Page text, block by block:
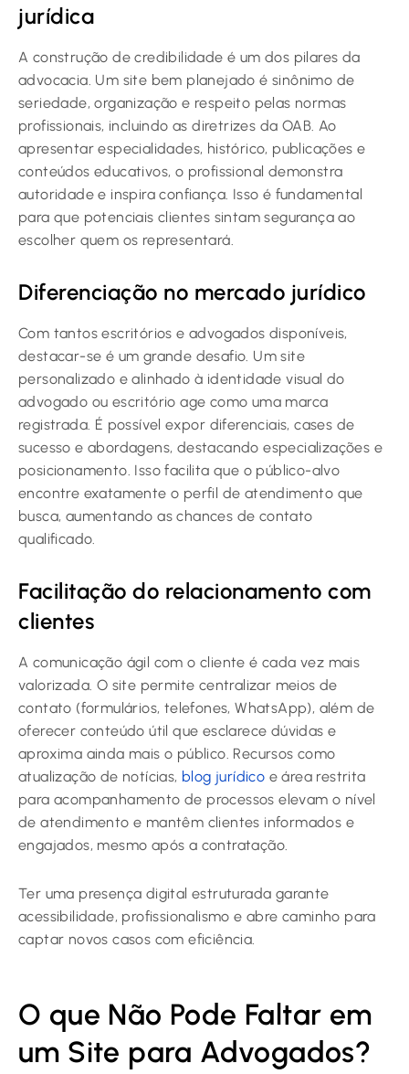
jurídica
A construção de credibilidade é um dos pilares da
advocacia. Um site bem planejado é sinônimo de
seriedade, organização e respeito pelas normas
profissionais, incluindo as diretrizes da OAB. Ao
apresentar especialidades, histórico, publicações e
conteúdos educativos, o profissional demonstra
autoridade e inspira confiança. Isso é fundamental
para que potenciais clientes sintam segurança ao
escolher quem os representará.
Diferenciação no mercado jurídico
Com tantos escritórios e advogados disponíveis,
destacar-se é um grande desafio. Um site
personalizado e alinhado à identidade visual do
advogado ou escritório age como uma marca
registrada. É possível expor diferenciais, cases de
sucesso e abordagens, destacando especializações e
posicionamento. Isso facilita que o público-alvo
encontre exatamente o perfil de atendimento que
busca, aumentando as chances de contato
qualificado.
Facilitação do relacionamento com
clientes
A comunicação ágil com o cliente é cada vez mais
valorizada. O site permite centralizar meios de
contato (formulários, telefones, WhatsApp), além de
oferecer conteúdo útil que esclarece dúvidas e
aproxima ainda mais o público. Recursos como
atualização de notícias, blog jurídico e área restrita
para acompanhamento de processos elevam o nível
de atendimento e mantêm clientes informados e
engajados, mesmo após a contratação.
Ter uma presença digital estruturada garante
acessibilidade, profissionalismo e abre caminho para
captar novos casos com eficiência.
O que Não Pode Faltar em
um Site para Advogados?